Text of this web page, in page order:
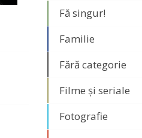
Fă singur!
Familie
Fără categorie
Filme și seriale
Fotografie